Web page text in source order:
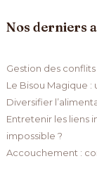
Nos derniers
Gestion des
Le Bisou Magique
Diversifier
Entretenir les liens
impossible ?
Accouchement :